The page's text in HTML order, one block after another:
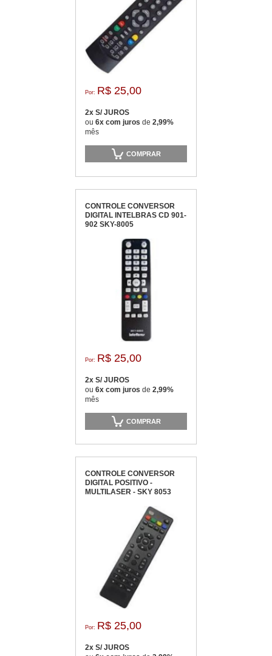
Por: R$ 25,00
2x S/ JUROS
ou 6x com juros de 2,99%
mês
COMPRAR
CONTROLE CONVERSOR
DIGITAL INTELBRAS CD 901-
902 SKY-8005
Por: R$ 25,00
2x S/ JUROS
ou 6x com juros de 2,99%
mês
COMPRAR
CONTROLE CONVERSOR
DIGITAL POSITIVO -
MULTILASER - SKY 8053
Por: R$ 25,00
2x S/ JUROS